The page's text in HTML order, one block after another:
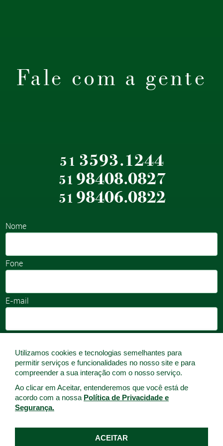
Utilizamos cookies e tecnologias semelhantes para
permitir serviços e funcionalidades no nosso site e para
compreender a sua interação com o nosso serviço.
Ao clicar em Aceitar, entenderemos que você está de
acordo com a nossa Política de Privacidade e
Segurança.
ACEITAR
Fale com a gente
51 3593.1244
51 98408.0827
51 98406.0822
Nome
Fone
E-mail
ENVIAR